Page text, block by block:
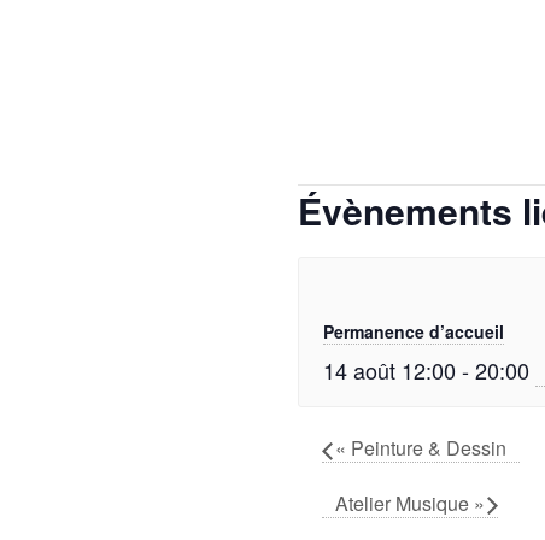
Évènements
Permanence d’accueil
14 août 12:00 -20:00
« Peinture & Dessin
Atelier Musique »